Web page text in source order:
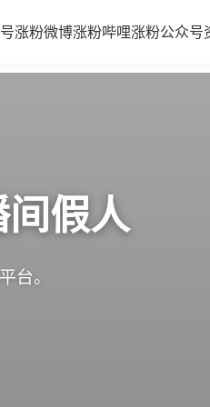
涨粉微博涨粉哔哩涨粉公众号
间假人
台。